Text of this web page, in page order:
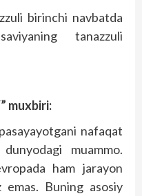
birinchi nav­batda
tanazzuli
muxbiri:
nafaqat
muammo.
ham jarayon
Buning asosiy